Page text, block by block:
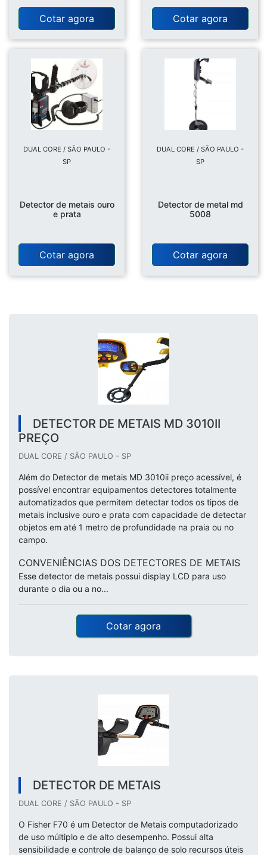
Cotar agora Cotar agora
DUAL CORE / SÃO PAULO -
SP
Detector de metais ouro
e prata
Cotar agora
DUAL CORE / SÃO PAULO -
SP
Detector de metal md
5008
Cotar agora
DETECTOR DE METAIS MD 3010II
PREÇO
DUAL CORE / SÃO PAULO - SP
Além do Detector de metais MD 3010ii preço acessível, é
possível encontrar equipamentos detectores totalmente
automatizados que permitem detectar todos os tipos de
metais inclusive ouro e prata com capacidade de detectar
objetos em até 1 metro de profundidade na praia ou no
campo.
CONVENIÊNCIAS DOS DETECTORES DE METAIS
Esse detector de metais possui display LCD para uso
durante o dia ou a no...
Cotar agora
DETECTOR DE METAIS
DUAL CORE / SÃO PAULO - SP
O Fisher F70 é um Detector de Metais computadorizado
de uso múltiplo e de alto desempenho. Possui alta
sensibilidade e controle de balanço de solo recursos úteis